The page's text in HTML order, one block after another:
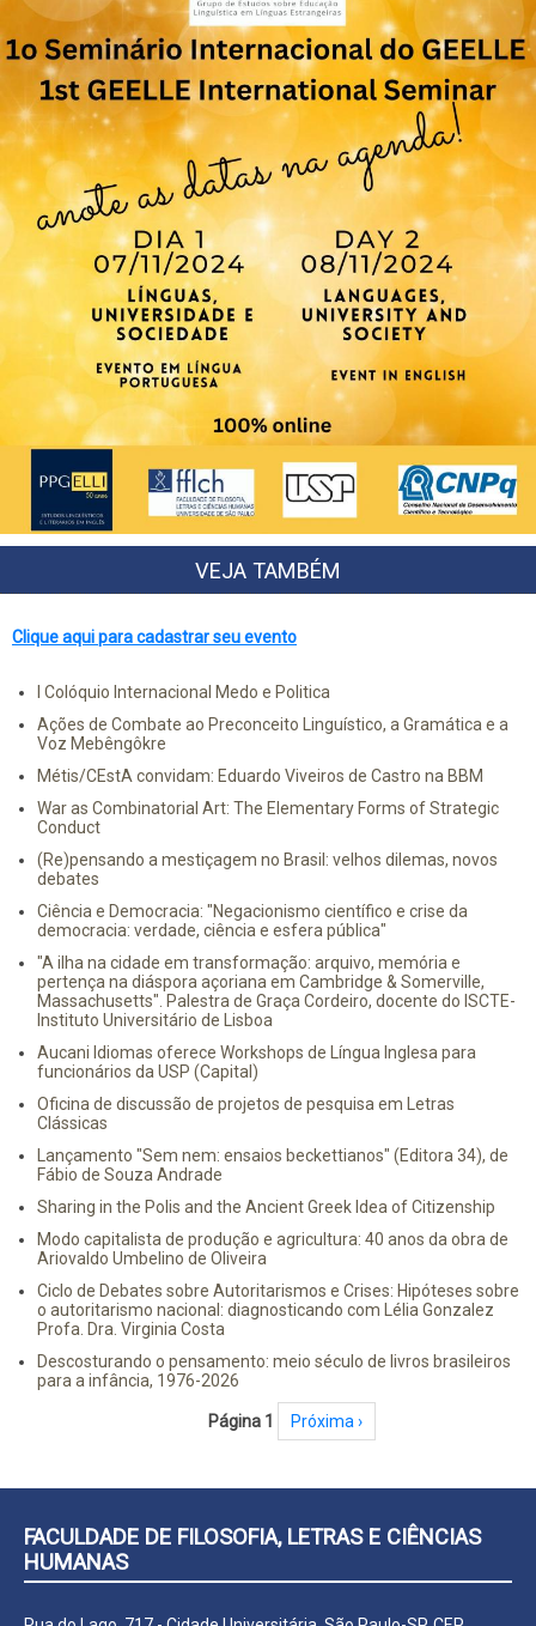
VEJA TAMBÉM
Clique aqui para cadastrar seu evento
I Colóquio Internacional Medo e Politica
Ações de Combate ao Preconceito Linguístico, a Gramática e a
Voz Mebêngôkre
Métis/CEstA convidam: Eduardo Viveiros de Castro na BBM
War as Combinatorial Art: The Elementary Forms of Strategic
Conduct
(Re)pensando a mestiçagem no Brasil: velhos dilemas, novos
debates
Ciência e Democracia: "Negacionismo científico e crise da
democracia: verdade, ciência e esfera pública"
"A ilha na cidade em transformação: arquivo, memória e
pertença na diáspora açoriana em Cambridge & Somerville,
Massachusetts". Palestra de Graça Cordeiro, docente do ISCTE-
Instituto Universitário de Lisboa
Aucani Idiomas oferece Workshops de Língua Inglesa para
funcionários da USP (Capital)
Oficina de discussão de projetos de pesquisa em Letras
Clássicas
Lançamento "Sem nem: ensaios beckettianos" (Editora 34), de
Fábio de Souza Andrade
Sharing in the Polis and the Ancient Greek Idea of Citizenship
Modo capitalista de produção e agricultura: 40 anos da obra de
Ariovaldo Umbelino de Oliveira
Ciclo de Debates sobre Autoritarismos e Crises: Hipóteses sobre
o autoritarismo nacional: diagnosticando com Lélia Gonzalez
Profa. Dra. Virginia Costa
Descosturando o pensamento: meio século de livros brasileiros
para a infância, 1976-2026
Página 1 Próxima página
Próxima ›
FACULDADE DE FILOSOFIA, LETRAS E CIÊNCIAS
HUMANAS